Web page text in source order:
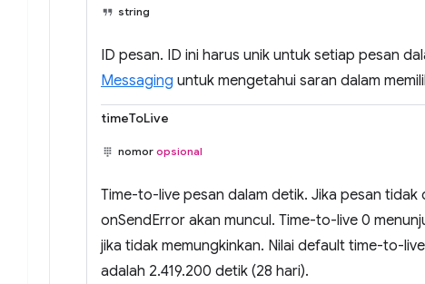
string
ID pesan. ID ini harus unik untuk setiap pesan
Messaging untuk mengetahui saran dalam
timeToLive
nomor opsional
Time-to-live pesan dalam detik. Jika pesan
onSendError akan muncul. Time-to-live 0
jika tidak memungkinkan. Nilai default time-to-
adalah 2.419.200 detik (28 hari).